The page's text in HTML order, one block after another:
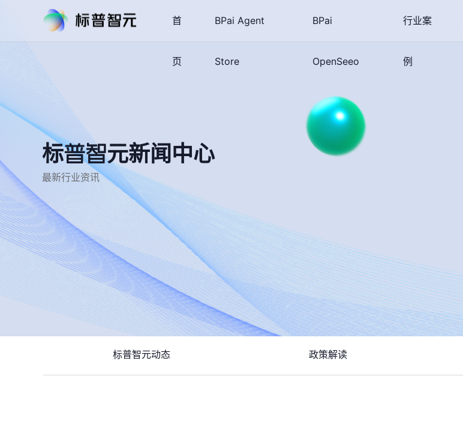
首
页
BPai Agent
Store
BPai
OpenSeeo
行业案
例
标普智元新闻中心
最新行业资讯
标普智元动态 政策解读